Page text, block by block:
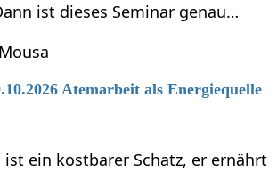
ist dieses Seminar genau…
Atemarbeit als Energiequelle
ist ein kostbarer Schatz, er ernährt